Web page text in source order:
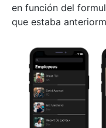
en función del
que estaba